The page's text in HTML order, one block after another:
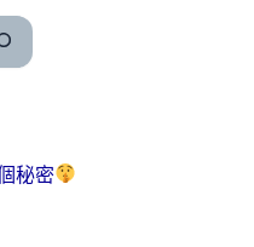
秘密